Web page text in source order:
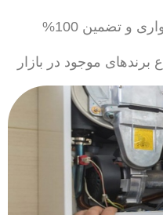
و تضمین 100%
برندهای موجود در بازار